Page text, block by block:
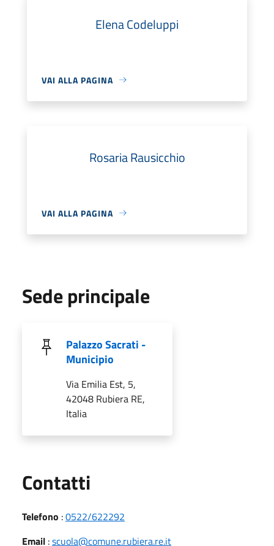
Elena Codeluppi
VAI ALLA PAGINA
Rosaria Rausicchio
VAI ALLA PAGINA
Sede principale
Palazzo Sacrati -
Municipio
Via Emilia Est, 5,
42048 Rubiera RE,
Italia
Contatti
Telefono :0522/622292
Email :scuola@comune.rubiera.re.it